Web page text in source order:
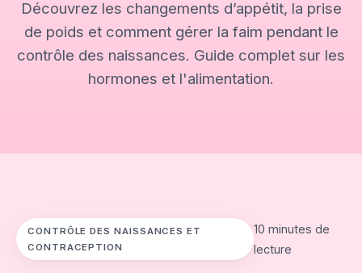
Découvrez les changements d’appétit, la prise
de poids et comment gérer la faim pendant le
contrôle des naissances. Guide complet sur les
hormones et l'alimentation.
CONTRÔLE DES NAISSANCES ET
CONTRACEPTION
10 minutes de
lecture